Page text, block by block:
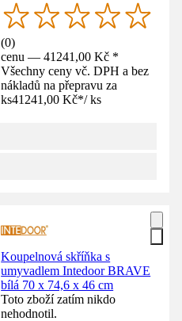
(0)
cenu — 41241,00 Kč *
Všechny ceny vč. DPH a bez
nákladů na přepravu za
ks41241,00 Kč*/ ks
Koupelnová skříňka s
umyvadlem Intedoor BRAVE
bílá 70 x 74,6 x 46 cm
Toto zboží zatím nikdo
nehodnotil.